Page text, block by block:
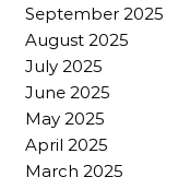
September 2025
August 2025
July 2025
June 2025
May 2025
April 2025
March 2025